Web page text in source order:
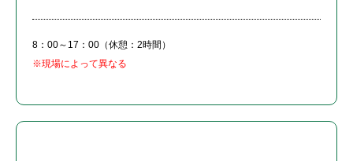
8：00～17：00（休憩：2時間）
※現場によって異なる